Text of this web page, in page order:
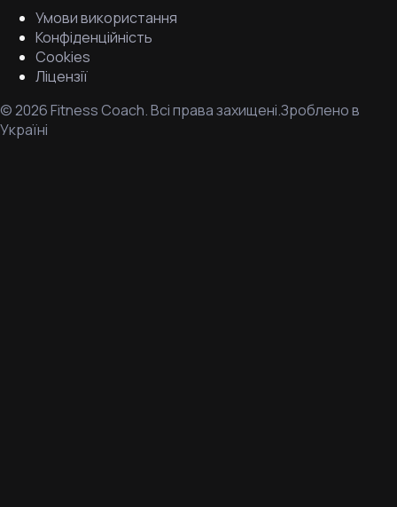
Умови використання
Конфіденційність
Cookies
Ліцензії
©2026Fitness Coach.Всі права захищені.Зроблено в
Україні